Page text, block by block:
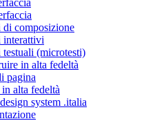
di composizione
interattivi
(microtesti)
in alta fedeltà
pagina
alta fedeltà
system .italia